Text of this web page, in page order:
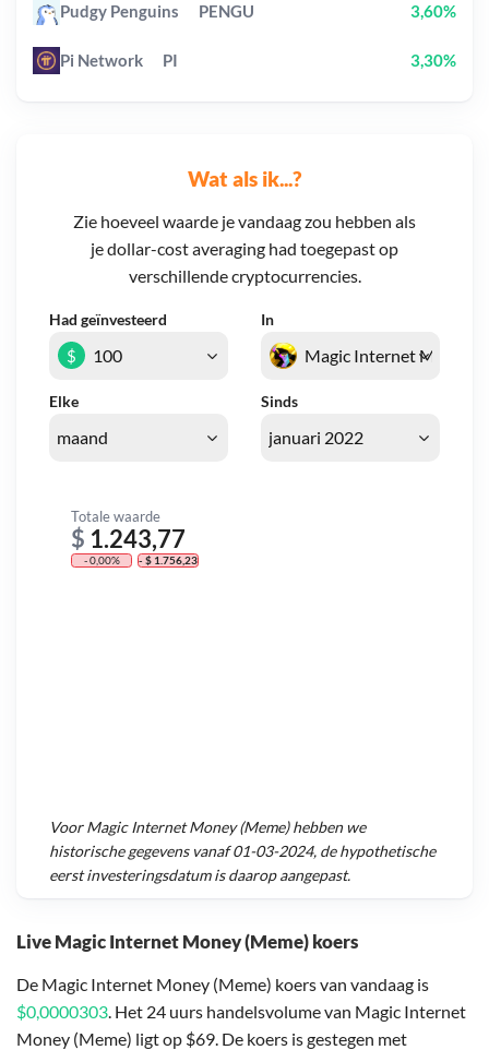
Live Magic Internet Money (Meme) koers
De Magic Internet Money (Meme) koers van vandaag is
$0,0000303. Het 24 uurs handelsvolume van Magic Internet
Money (Meme) ligt op $69. De koers is gestegen met
Wat als ik...?
Zie hoeveel waarde je vandaag zou hebben als
je dollar-cost averaging had toegepast op
verschillende cryptocurrencies.
Had geïnvesteerd In
Elke Sinds
$
Totale waarde
$ 1.243,77
- 0,00% - $ 1.756,23
VoorMagic Internet Money (Meme)hebben we
historische gegevens vanaf01-03-2024, de hypothetische
eerst investeringsdatum is daarop aangepast.
Pudgy Penguins PENGU 3,60%
Pi Network PI 3,30%